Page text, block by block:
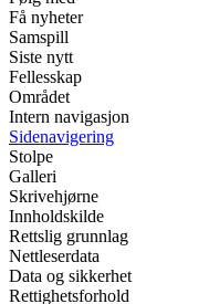
Få nyheter
Samspill
Siste nytt
Fellesskap
Området
Intern navigasjon
Sidenavigering
Stolpe
Galleri
Skrivehjørne
Innholdskilde
Rettslig grunnlag
Nettleserdata
Data og sikkerhet
Rettighetsforhold